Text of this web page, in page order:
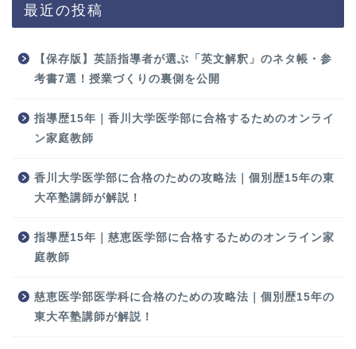
最近の投稿
【保存版】英語指導者が選ぶ「英文解釈」のネタ帳・参
考書7選！授業づくりの裏側を公開
指導歴15年｜香川大学医学部に合格するためのオンライ
ン家庭教師
香川大学医学部に合格のための攻略法｜個別歴15年の東
大卒塾講師が解説！
指導歴15年｜慈恵医学部に合格するためのオンライン家
庭教師
慈恵医学部医学科に合格のための攻略法｜個別歴15年の
東大卒塾講師が解説！